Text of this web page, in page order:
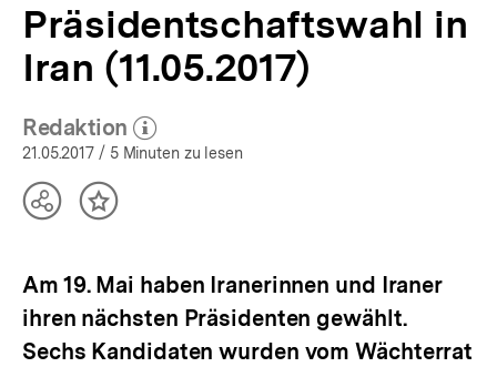
Hintergrund
aktuell
Präsidentschaftswahl in
Iran (11.05.2017)
Redaktion
(Mehr zum Autor)
öffnen
21.05.2017 / 5 Minuten zu lesen
TeilenInhalt
Am 19. Mai haben Iranerinnen und Iraner
ihren nächsten Präsidenten gewählt.
Sechs Kandidaten wurden vom Wächterrat